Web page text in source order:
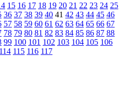
15 16 17 18 19 20 21 22 23 24 25
36 37 38 39 40 41 42 43 44 45 46
57 58 59 60 61 62 63 64 65 66 67
78 79 80 81 82 83 84 85 86 87 88
99 100 101 102 103 104 105 106
114 115 116 117